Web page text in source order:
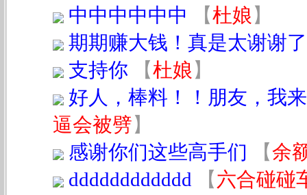
中中中中中中
【杜娘 】
期期赚大钱！真是太谢谢了
支持你
【杜娘 】
好人，棒料！！朋友，我
逼会被劈】
感谢你们这些高手们
【余
dddddddddddd
【六合碰碰